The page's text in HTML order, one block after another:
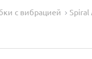
с вибрацией Spiral